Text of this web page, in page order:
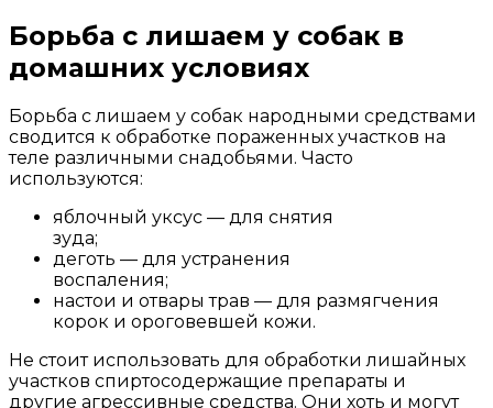
Борьба с лишаем у собак в
домашних условиях
Борьба с лишаем у собак народными средствами
сводится к обработке пораженных участков на
теле различными снадобьями. Часто
используются:
яблочный уксус — для снятия
зуда;
деготь — для устранения
воспаления;
настои и отвары трав — для размягчения
корок и ороговевшей кожи.
Не стоит использовать для обработки лишайных
участков спиртосодержащие препараты и
другие агрессивные средства. Они хоть и могут